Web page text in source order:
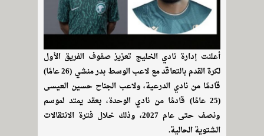
أعلنت إدارة نادي الخليج تعزيز صفوف الفريق الأول
لكرة القدم بالتعاقد مع لاعب الوسط بدر منشي (26 عامًا)
قادمًا من نادي الدرعية، ولاعب الجناح حسين العيسى
(25 عامًا) قادمًا من نادي الوحدة، بعقد يمتد لموسم
ونصف حتى عام 2027، وذلك خلال فترة الانتقالات
الشتوية الحالية.